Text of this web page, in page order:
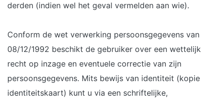
derden (indien wel het geval vermelden aan wie).
Conform de wet verwerking persoonsgegevens van
08/12/1992 beschikt de gebruiker over een wettelijk
recht op inzage en eventuele correctie van zijn
persoonsgegevens. Mits bewijs van identiteit (kopie
identiteitskaart) kunt u via een schriftelijke,